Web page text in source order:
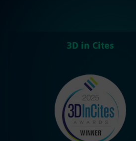
3D in Cites